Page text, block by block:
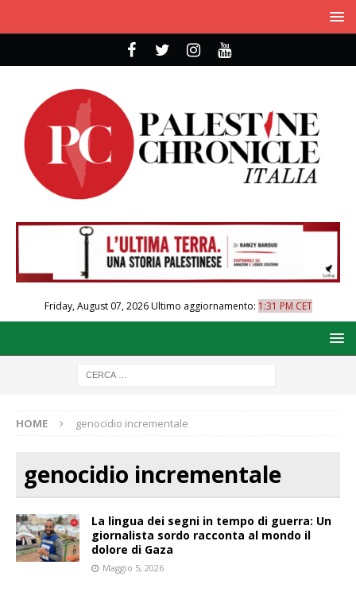
Friday, August 07, 2026Ultimo aggiornamento: 1:31 PM CET
HOME genocidio incrementale
genocidio incrementale
La lingua dei segni in tempo di guerra: Un
giornalista sordo racconta al mondo il
dolore di Gaza
Maggio 5, 2026